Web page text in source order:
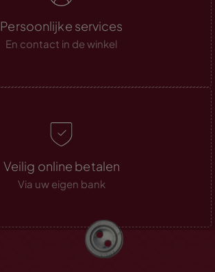
Persoonlijke services
En contact in de winkel
Veilig online betalen
Via uw eigen bank